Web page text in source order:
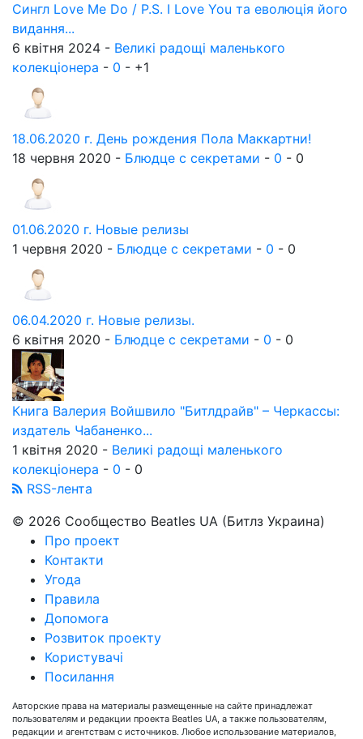
Сингл Love Me Do / P.S. I Love You та еволюція його
видання...
6 квітня 2024 - Великі радощі маленького
колекціонера - 0 - +1
18.06.2020 г. День рождения Пола Маккартни!
18 червня 2020 - Блюдце с секретами - 0 - 0
01.06.2020 г. Новые релизы
1 червня 2020 - Блюдце с секретами - 0 - 0
06.04.2020 г. Новые релизы.
6 квітня 2020 - Блюдце с секретами - 0 - 0
Книга Валерия Войшвило "Битлдрайв" – Черкассы:
издатель Чабаненко...
1 квітня 2020 - Великі радощі маленького
колекціонера - 0 - 0
RSS-лента
© 2026 Сообщество Beatles UA (Битлз Украина)
Про проект
Контакти
Угода
Правила
Допомога
Розвиток проекту
Користувачі
Посилання
Авторские права на материалы размещенные на сайте принадлежат
пользователям и редакции проекта Beatles UA, а также пользователям,
редакции и агентствам с источников. Любое использование материалов,